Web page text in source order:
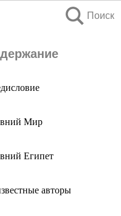
Поиск
Мир
Египет
авторы